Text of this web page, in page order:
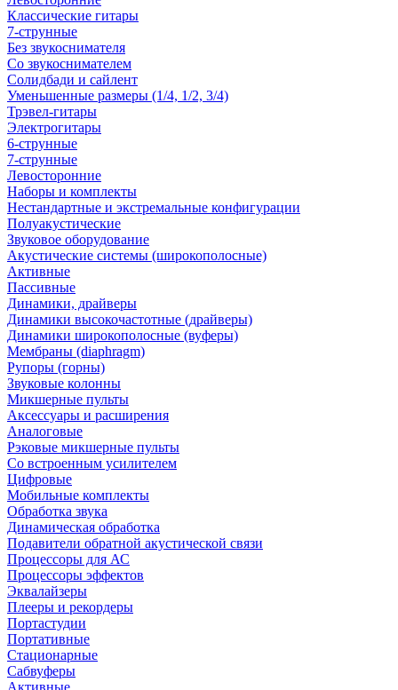
Классические гитары
7-струнные
Без звукоснимателя
Со звукоснимателем
Солидбади и сайлент
Уменьшенные размеры (1/4, 1/2, 3/4)
Трэвел-гитары
Электрогитары
6-струнные
7-струнные
Левосторонние
Наборы и комплекты
Нестандартные и экстремальные конфигурации
Полуакустические
Звуковое оборудование
Акустические системы (широкополосные)
Активные
Пассивные
Динамики, драйверы
Динамики высокочастотные (драйверы)
Динамики широкополосные (вуферы)
Мембраны (diaphragm)
Рупоры (горны)
Звуковые колонны
Микшерные пульты
Аксессуары и расширения
Аналоговые
Рэковые микшерные пульты
Со встроенным усилителем
Цифровые
Мобильные комплекты
Обработка звука
Динамическая обработка
Подавители обратной акустической связи
Процессоры для АС
Процессоры эффектов
Эквалайзеры
Плееры и рекордеры
Портастудии
Портативные
Стационарные
Сабвуферы
Активные